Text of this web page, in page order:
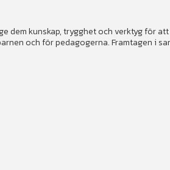
dem kunskap, trygghet och verktyg för
och för pedagogerna. Framtagen i